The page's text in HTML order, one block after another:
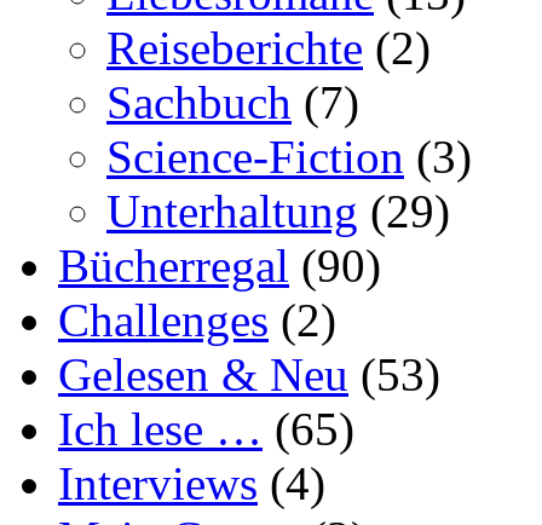
Reiseberichte (2)
Sachbuch (7)
Science-Fiction (3)
Unterhaltung (29)
Bücherregal (90)
Challenges (2)
Gelesen & Neu (53)
Ich lese … (65)
Interviews (4)